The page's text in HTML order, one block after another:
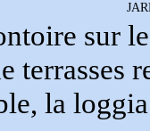
sur
terrasses
la